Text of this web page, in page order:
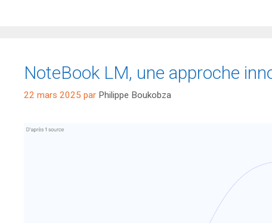
NoteBook LM, une approche
22 mars 2025 par Philippe Boukobza